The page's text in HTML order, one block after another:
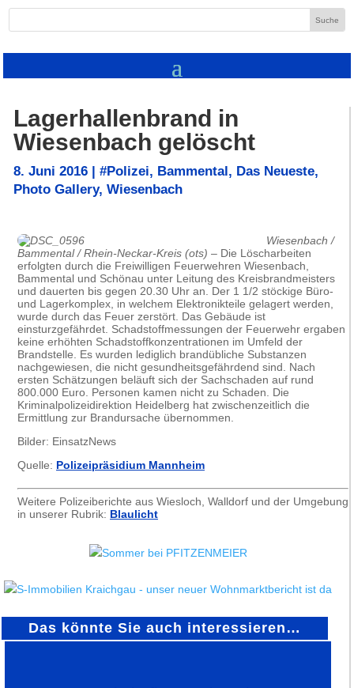
Lagerhallenbrand in
Wiesenbach gelöscht
8. Juni 2016 | #Polizei, Bammental, Das Neueste,
Photo Gallery, Wiesenbach
Wiesenbach /
Bammental / Rhein-Neckar-Kreis (ots) – Die Löscharbeiten
erfolgten durch die Freiwilligen Feuerwehren Wiesenbach,
Bammental und Schönau unter Leitung des Kreisbrandmeisters
und dauerten bis gegen 20.30 Uhr an. Der 1 1/2 stöckige Büro-
und Lagerkomplex, in welchem Elektronikteile gelagert werden,
wurde durch das Feuer zerstört. Das Gebäude ist
einsturzgefährdet. Schadstoffmessungen der Feuerwehr ergaben
keine erhöhten Schadstoffkonzentrationen im Umfeld der
Brandstelle. Es wurden lediglich brandübliche Substanzen
nachgewiesen, die nicht gesundheitsgefährdend sind. Nach
ersten Schätzungen beläuft sich der Sachschaden auf rund
800.000 Euro. Personen kamen nicht zu Schaden. Die
Kriminalpolizeidirektion Heidelberg hat zwischenzeitlich die
Ermittlung zur Brandursache übernommen.
Bilder: EinsatzNews
Quelle: Polizeipräsidium Mannheim
Weitere Polizeiberichte aus Wiesloch, Walldorf und der Umgebung
in unserer Rubrik: Blaulicht
Das könnte Sie auch interessieren…